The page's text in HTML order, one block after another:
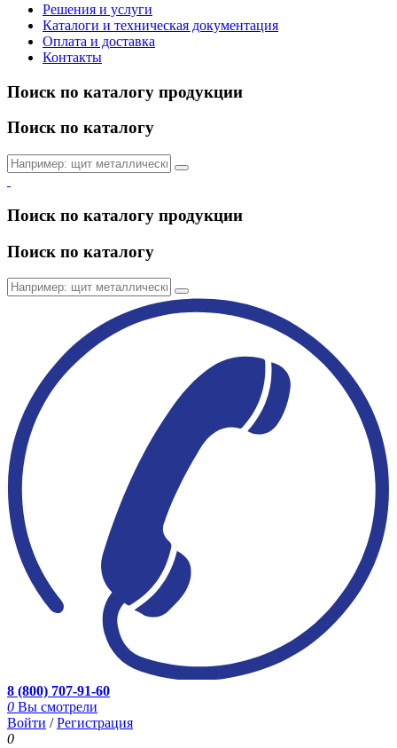
Решения и услуги
Каталоги и техническая документация
Оплата и доставка
Контакты
Поиск по каталогу продукции
Поиск по каталогу
Поиск по каталогу продукции
Поиск по каталогу
8 (800) 707-91-60
0 Вы смотрели
Войти /Регистрация
0